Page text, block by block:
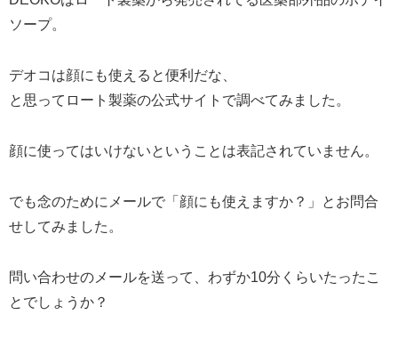
ソープ。
デオコは顔にも使えると便利だな、
と思ってロート製薬の公式サイトで調べてみました。
顔に使ってはいけないということは表記されていません。
でも念のためにメールで「顔にも使えますか？」とお問合
せしてみました。
問い合わせのメールを送って、わずか10分くらいたったこ
とでしょうか？